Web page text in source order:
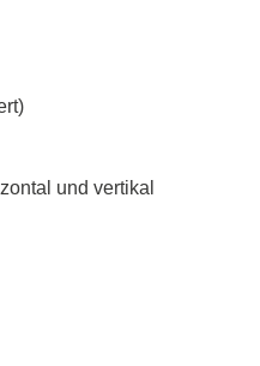
und vertikal